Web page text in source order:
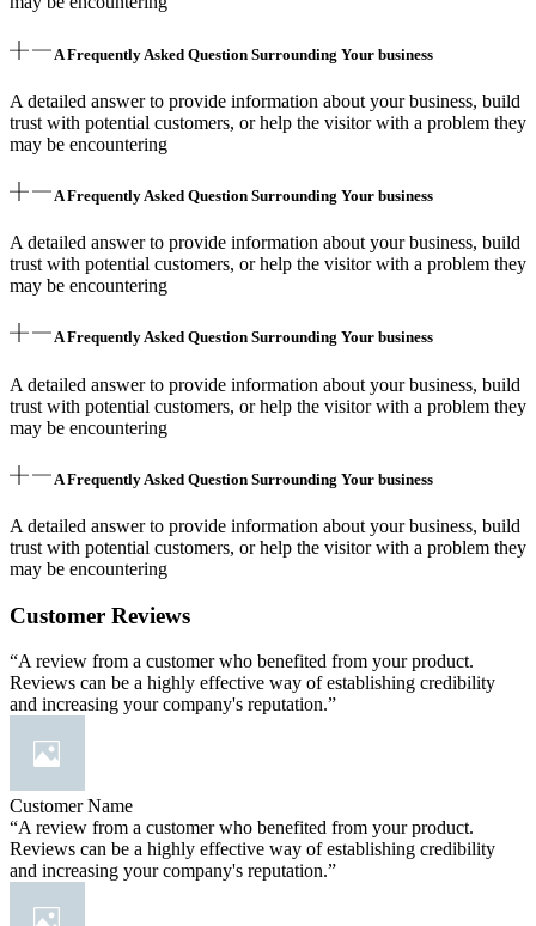
A Frequently Asked Question Surrounding Your business
A detailed answer to provide information about your business, build
trust with potential customers, or help the visitor with a problem they
may be encountering
A Frequently Asked Question Surrounding Your business
A detailed answer to provide information about your business, build
trust with potential customers, or help the visitor with a problem they
may be encountering
A Frequently Asked Question Surrounding Your business
A detailed answer to provide information about your business, build
trust with potential customers, or help the visitor with a problem they
may be encountering
A Frequently Asked Question Surrounding Your business
A detailed answer to provide information about your business, build
trust with potential customers, or help the visitor with a problem they
may be encountering
Customer Reviews
“A review from a customer who benefited from your product.
Reviews can be a highly effective way of establishing credibility
and increasing your company's reputation.”
Customer Name
“A review from a customer who benefited from your product.
Reviews can be a highly effective way of establishing credibility
and increasing your company's reputation.”